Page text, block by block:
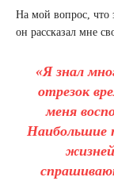
На мой вопрос, что
он рассказал мне
«Я знал
отрезок
меня
Наибольшие